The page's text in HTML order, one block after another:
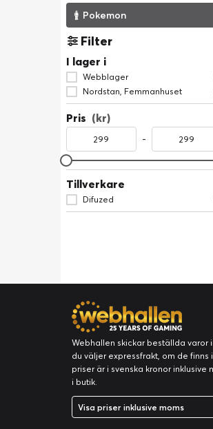
Pokemon
Filter
I lager i
Webblager
Nordstan, Femmanhuset
Pris (kr)
-
Tillverkare
Difuzed
Webhallen skickar beställda varor
du väljer expressfrakt, om de finns
priser är i svenska kronor inklusive
i butik.
Visa priser inklusive moms